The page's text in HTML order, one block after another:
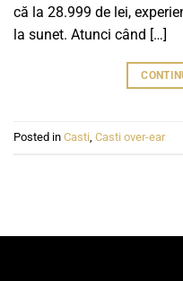
că la 28.999 de lei,
la sunet. Atunci când […]
Posted in Casti Casti over-ear